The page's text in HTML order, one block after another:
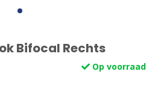
Bifocal Rechts
Op voorraad